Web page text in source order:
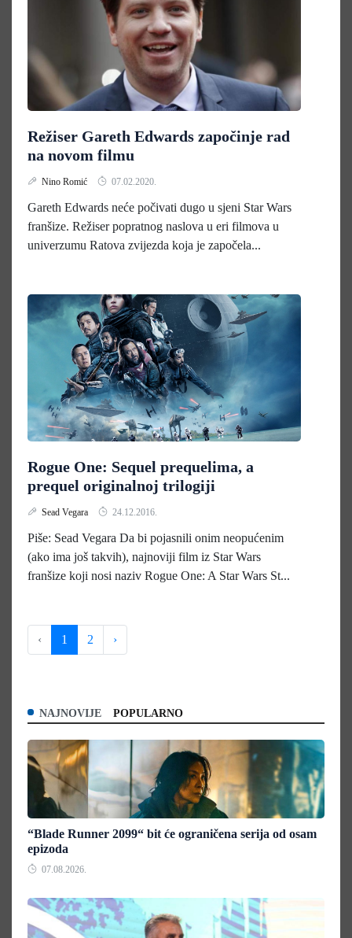
Režiser Gareth Edwards započinje rad
na novom filmu
Nino Romić 07.02.2020.
Gareth Edwards neće počivati dugo u sjeni Star Wars
franšize. Režiser popratnog naslova u eri filmova u
univerzumu Ratova zvijezda koja je započela...
Rogue One: Sequel prequelima, a
prequel originalnoj trilogiji
Sead Vegara 24.12.2016.
Piše: Sead Vegara Da bi pojasnili onim neopućenim
(ako ima još takvih), najnoviji film iz Star Wars
franšize koji nosi naziv Rogue One: A Star Wars St...
‹ 1 2 ›
NAJNOVIJE POPULARNO
“Blade Runner 2099“ bit će ograničena serija od osam
epizoda
07.08.2026.